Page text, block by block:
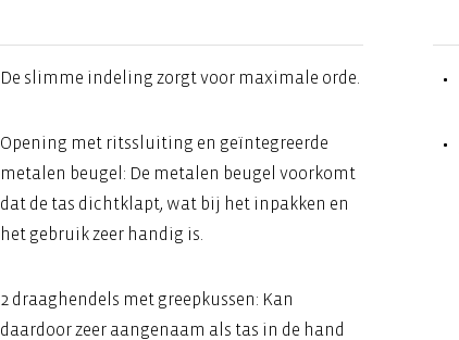
De slimme indeling zorgt voor maximale orde.
Opening met ritssluiting en geïntegreerde
metalen beugel: De metalen beugel voorkomt
dat de tas dichtklapt, wat bij het inpakken en
het gebruik zeer handig is.
2 draaghendels met greepkussen: Kan
daardoor zeer aangenaam als tas in de hand